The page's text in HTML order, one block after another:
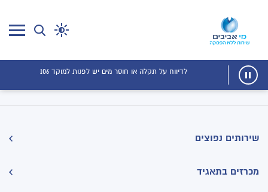
לדיווח על תקלה או חוסר מים יש לפנות למוקד 106Tag Archive: מים
שירותים נפוצים
מכרזים בתאגיד